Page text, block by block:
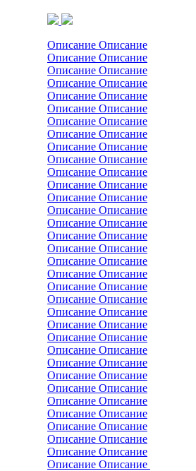
Описание Описание
Описание Описание
Описание Описание
Описание Описание
Описание Описание
Описание Описание
Описание Описание
Описание Описание
Описание Описание
Описание Описание
Описание Описание
Описание Описание
Описание Описание
Описание Описание
Описание Описание
Описание Описание
Описание Описание
Описание Описание
Описание Описание
Описание Описание
Описание Описание
Описание Описание
Описание Описание
Описание Описание
Описание Описание
Описание Описание
Описание Описание
Описание Описание
Описание Описание
Описание Описание
Описание Описание
Описание Описание
Описание Описание
Описание Описание